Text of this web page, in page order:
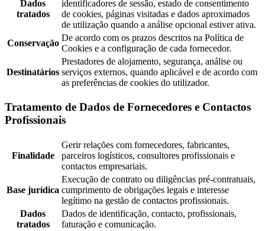
Dados
tratados
identificadores de sessão, estado de consentimento
de cookies, páginas visitadas e dados aproximados
de utilização quando a análise opcional estiver ativa.
Conservação
De acordo com os prazos descritos na Política de
Cookies e a configuração de cada fornecedor.
Destinatários
Prestadores de alojamento, segurança, análise ou
serviços externos, quando aplicável e de acordo com
as preferências de cookies do utilizador.
Tratamento de Dados de Fornecedores e Contactos
Profissionais
Finalidade
Gerir relações com fornecedores, fabricantes,
parceiros logísticos, consultores profissionais e
contactos empresariais.
Base jurídica
Execução de contrato ou diligências pré-contratuais,
cumprimento de obrigações legais e interesse
legítimo na gestão de contactos profissionais.
Dados
tratados
Dados de identificação, contacto, profissionais,
faturação e comunicação.